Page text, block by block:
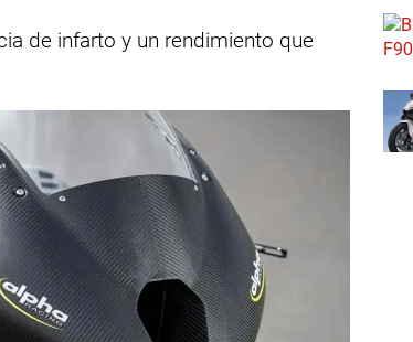
de infarto y un rendimiento que